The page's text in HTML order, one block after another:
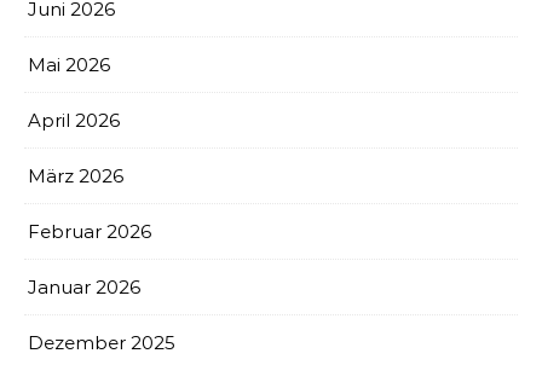
Juni 2026
Mai 2026
April 2026
März 2026
Februar 2026
Januar 2026
Dezember 2025